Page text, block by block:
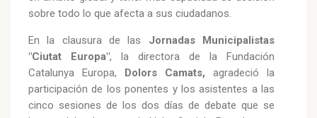
sobre todo lo que afecta a sus ciudadanos.
En la clausura de las Jornadas Municipalistas
"Ciutat Europa", la directora de la Fundación
Catalunya Europa, Dolors Camats, agradeció la
participación de los ponentes y los asistentes a las
cinco sesiones de los dos días de debate que se